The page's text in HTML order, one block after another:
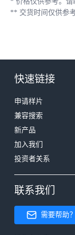
** 交货时间仅供参
快速链接
申请样片
兼容搜索
新产品
加入我们
投资者关系
联系我们
需要帮助？